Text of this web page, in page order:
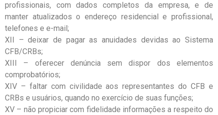
profissionais, com dados completos da empresa, e de
manter atualizados o endereço residencial e profissional,
telefones e e-mail;
XII – deixar de pagar as anuidades devidas ao Sistema
CFB/CRBs;
XIII – oferecer denúncia sem dispor dos elementos
comprobatórios;
XIV – faltar com civilidade aos representantes do CFB e
CRBs e usuários, quando no exercício de suas funções;
XV – não propiciar com fidelidade informações a respeito do